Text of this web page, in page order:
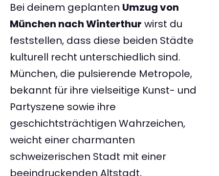
Bei deinem geplanten Umzug von
München nach Winterthur wirst du
feststellen, dass diese beiden Städte
kulturell recht unterschiedlich sind.
München, die pulsierende Metropole,
bekannt für ihre vielseitige Kunst- und
Partyszene sowie ihre
geschichtsträchtigen Wahrzeichen,
weicht einer charmanten
schweizerischen Stadt mit einer